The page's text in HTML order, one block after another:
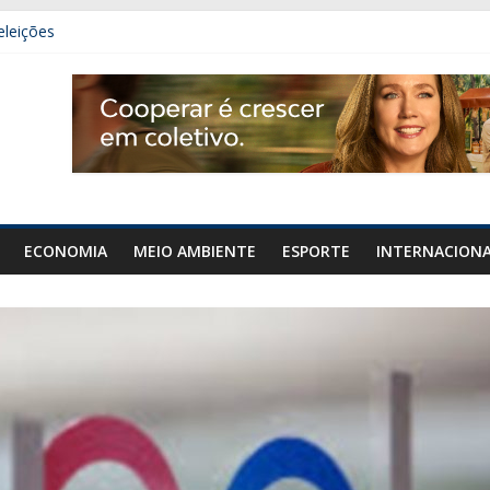
de 50 gramas de cocaína em Orizona
área de diplomacia no plano de governo
ECONOMIA MEIO AMBIENTE ESPORTE